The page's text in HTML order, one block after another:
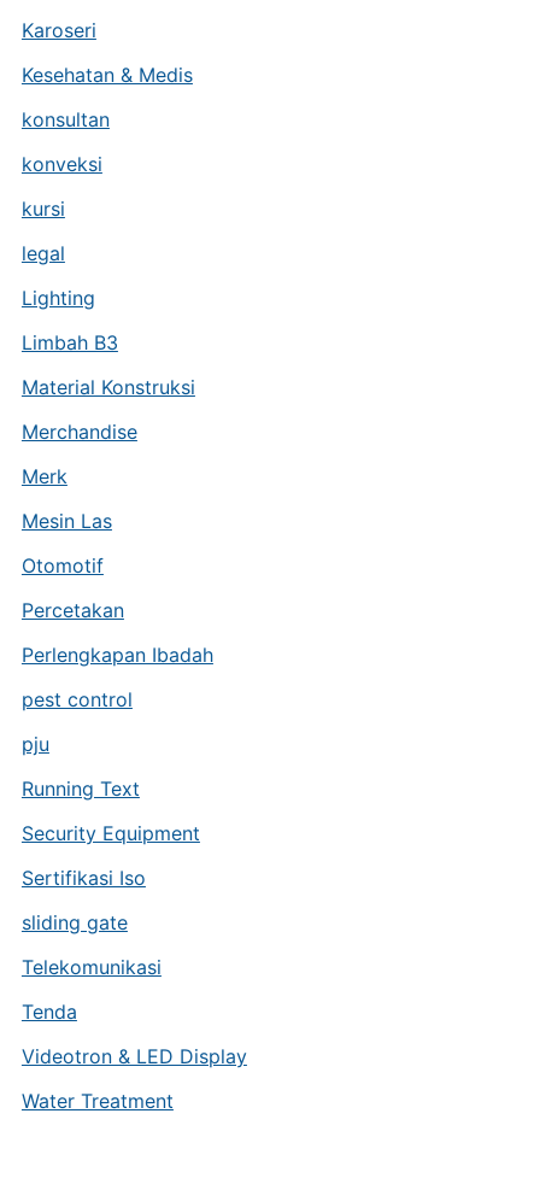
Karoseri
Kesehatan & Medis
konsultan
konveksi
kursi
legal
Lighting
Limbah B3
Material Konstruksi
Merchandise
Merk
Mesin Las
Otomotif
Percetakan
Perlengkapan Ibadah
pest control
pju
Running Text
Security Equipment
Sertifikasi Iso
sliding gate
Telekomunikasi
Tenda
Videotron & LED Display
Water Treatment